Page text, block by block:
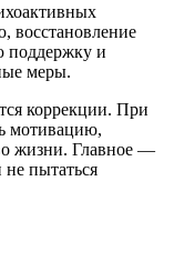
восстановление
поддержку и
меры.
коррекции. При
мотивацию,
жизни. Главное —
пытаться